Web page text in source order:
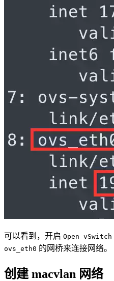
可以看到，开启 Open vSwitch
ovs_eth0 的网桥来连接网络。
创建 macvlan 网络